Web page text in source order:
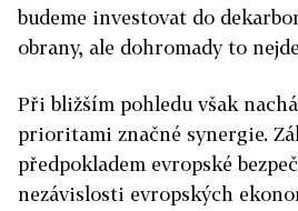
budeme investovat do
obrany, ale dohromady to
Při bližším pohledu však
prioritami značné synergie.
předpokladem evropské
nezávislosti evropských